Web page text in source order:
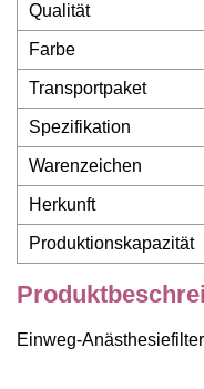
Qualität
Farbe
Transportpaket
Spezifikation
Warenzeichen
Herkunft
Produktionskapazität
Einweg-